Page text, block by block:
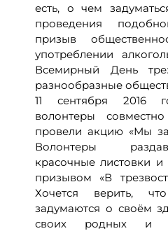
есть, о чем
проведения
призыв
употреблении
Всемирный День
разнообразные
11 сентября 2016
волонтеры
провели акцию «Мы
Волонтеры
красочные листовки
призывом «В
Хочется верить,
задумаются о своём
своих родных и